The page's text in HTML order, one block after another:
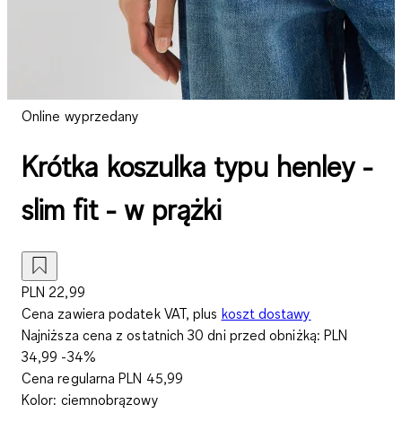
Online wyprzedany
Krótka koszulka typu henley -
slim fit - w prążki
PLN 22,99
Cena zawiera podatek VAT, plus koszt dostawy
Najniższa cena z ostatnich 30 dni przed obniżką: PLN
34,99 -34%
Cena regularnaPLN 45,99
Kolor: ciemnobrązowy